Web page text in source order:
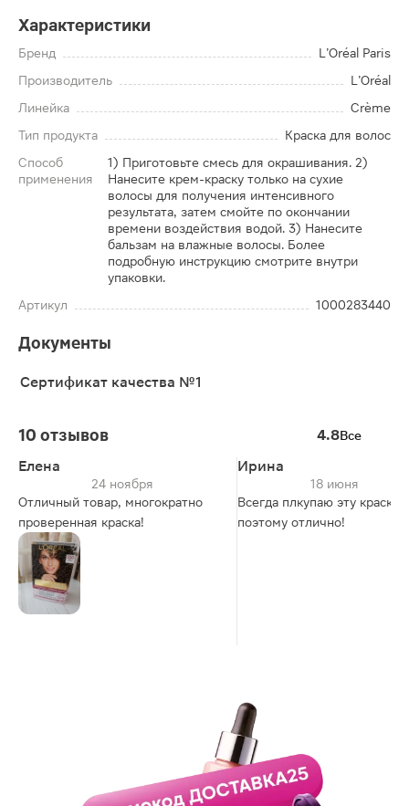
Характеристики
Бренд
L’Oréal Paris
Производитель
L’Oréal
Линейка
Crème
Тип продукта
Краска для волос
Способ
применения
1) Приготовьте смесь для окрашивания. 2)
Нанесите крем-краску только на сухие
волосы для получения интенсивного
результата, затем смойте по окончании
времени воздействия водой. 3) Нанесите
бальзам на влажные волосы. Более
подробную инструкцию смотрите внутри
упаковки.
Артикул
1000283440
Документы
Сертификат качества №1
10 отзывов 4.8Все
Елена
24 ноября
Отличный товар, многократно
проверенная краска!
Ирина
18 июня
Всегда плкупаю эту краску,
поэтому отлично!